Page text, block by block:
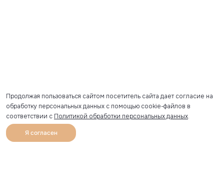
Каталог Избранное
Продолжая пользоваться сайтом посетитель сайта дает согласие на
обработку персональных данных с помощью cookie-файлов в
соответствии с Политикой обработки персональных данных.
Я согласен